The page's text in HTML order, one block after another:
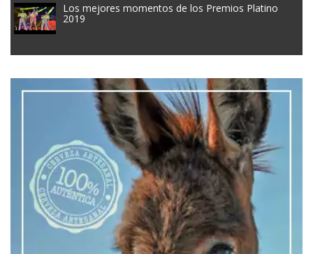
Los mejores momentos de los Premios Platino
2019